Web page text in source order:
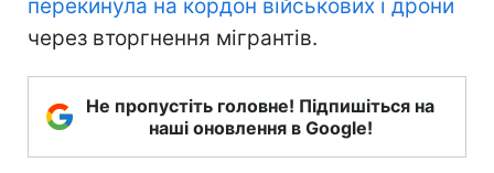
перекинула на кордон військових і дрони
через вторгнення мігрантів.
Не пропустіть головне! Підпишіться на
наші оновлення в Google!